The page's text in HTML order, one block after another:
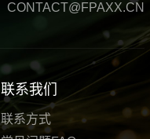
CONTACT@FPAXX.CN
联系我们
联系方式